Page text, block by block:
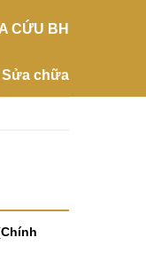
CỨU BH
Sửa chữa